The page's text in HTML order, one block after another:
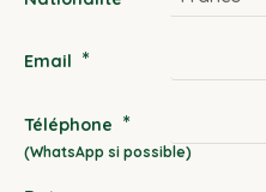
Email *
Téléphone *